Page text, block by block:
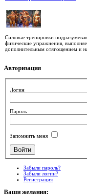
Силовые тренировки
физические упражнения,
дополнительным отягощением и
Авторизация
Логин
Пароль
Запомнить меня
Забыли пароль?
Забыли логин?
Регистрация
Ваши желания: